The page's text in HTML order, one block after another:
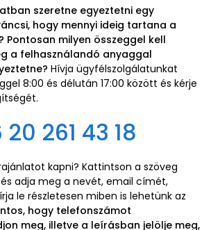
szeretne egyeztetni egy
hogy mennyi ideig tartana a
Pontosan milyen összeggel kell
a felhasználandó anyaggal
Hívja ügyfélszolgálatunkat
8:00 és délután 17:00 között és kérje
20 261 43 18
kapni? Kattintson a szöveg
adja meg a nevét, email címét,
le részletesen miben is lehetünk az
hogy telefonszámot
meg, illetve a leírásban jelölje meg,